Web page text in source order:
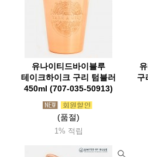
유나이티드바이블루
테이크하이크 구리 텀블러
450ml (707-035-50913)
(품절)
1% 적립
구